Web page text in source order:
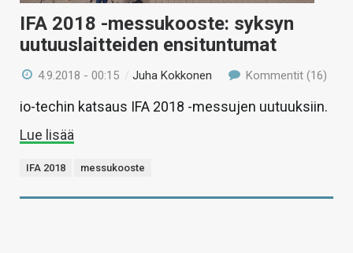
IFA 2018 -messukooste: syksyn
uutuuslaitteiden ensituntumat
4.9.2018 - 00:15 /Juha Kokkonen Kommentit (16)
io-techin katsaus IFA 2018 -messujen uutuuksiin.
Lue lisää
IFA 2018 messukooste